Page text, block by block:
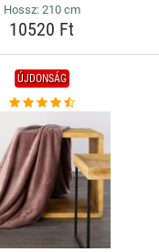
Hossz: 210 cm
10520 Ft
ÚJDONSÁG